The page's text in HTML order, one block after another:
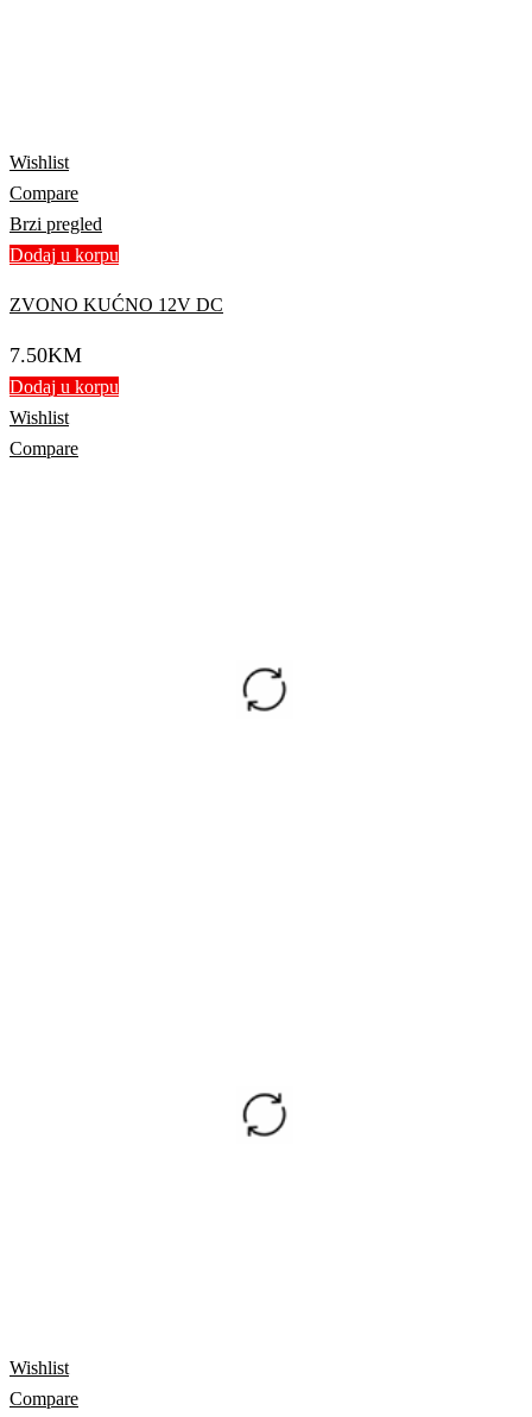
Wishlist
Compare
Brzi pregled
Dodaj u korpu
ZVONO KUĆNO 12V DC
7.50KM
Dodaj u korpu
Wishlist
Compare
Wishlist
Compare